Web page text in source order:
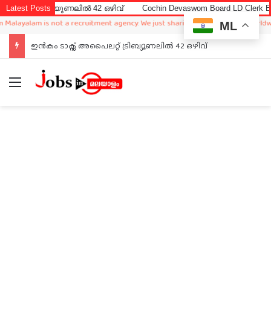
Latest Posts42 ഒഴിവ് Cochin Devaswom Board LD Clerk Exam Answer
is not a recruitment agency. We just sharing available job in worldwide
ഇൻകം ടാക്സ് അപൈലറ്റ് ട്രിബ്യൂണലിൽ 42 ഒഴിവ്
Menu
ML